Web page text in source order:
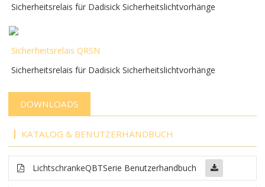
Sicherheitsrelais für Dadisick Sicherheitslichtvorhänge
Sicherheitsrelais QRSN
Sicherheitsrelais für Dadisick Sicherheitslichtvorhänge
DOWNLOADS
KATALOG & BENUTZERHANDBUCH
LichtschrankeQBTSerie Benutzerhandbuch